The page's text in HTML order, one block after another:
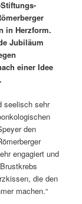
in Herzform.
Jubiläum
einer Idee
seelisch sehr
den
engagiert und
die den
machen.“